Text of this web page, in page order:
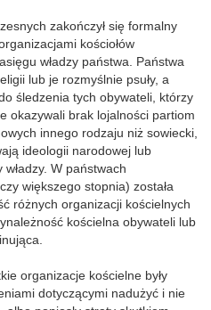
zakończył się formalny
kościołów
władzy państwa. Państwa
lub je rozmyślnie psuły, a
śledzenia tych obywateli, którzy
okazywali brak lojalności partiom
innego rodzaju niż sowiecki,
ideologii narodowej lub
W państwach
większego stopnia) została
różnych organizacji kościelnych
kościelna obywateli lub
organizacje kościelne były
dotyczącymi nadużyć i nie